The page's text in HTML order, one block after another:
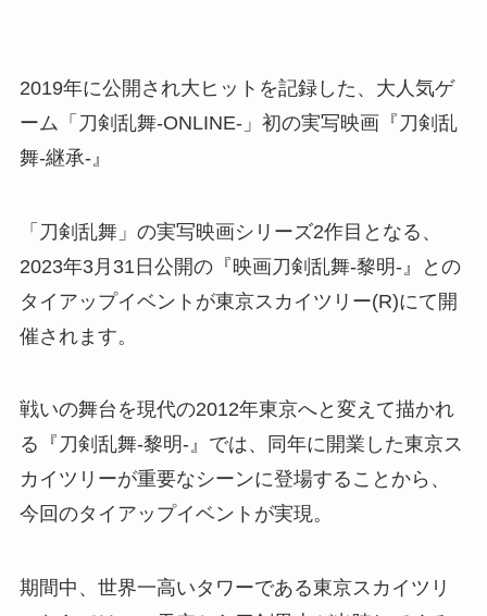
2019年に公開され大ヒットを記録した、大人気ゲ
ーム「刀剣乱舞-ONLINE-」初の実写映画『刀剣乱
舞-継承-』
「刀剣乱舞」の実写映画シリーズ2作目となる、
2023年3月31日公開の『映画刀剣乱舞-黎明-』との
タイアップイベントが東京スカイツリー(R)にて開
催されます。
戦いの舞台を現代の2012年東京へと変えて描かれ
る『刀剣乱舞-黎明-』では、同年に開業した東京ス
カイツリーが重要なシーンに登場することから、
今回のタイアップイベントが実現。
期間中、世界一高いタワーである東京スカイツリ